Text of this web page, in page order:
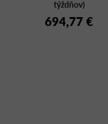
týždňov)
694,77 €